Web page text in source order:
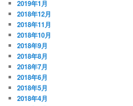
2019年1月
2018年12月
2018年11月
2018年10月
2018年9月
2018年8月
2018年7月
2018年6月
2018年5月
2018年4月